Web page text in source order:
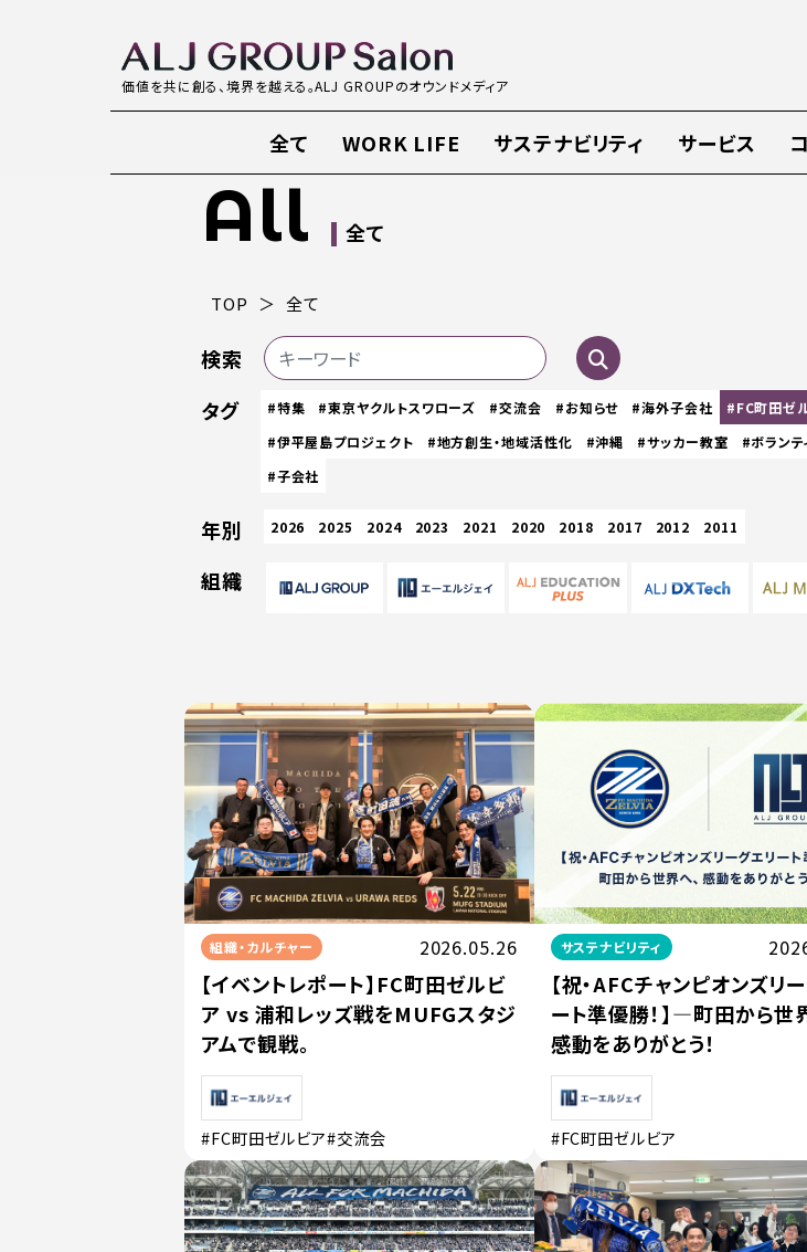
価値を共に創る、境界を越える。ALJ GROUPのオウンドメディア
全て WORK LIFE サステナビリティ サービス
All 全て
TOP 全て
検索
タグ
#特集 #東京ヤクルトスワローズ #交流会 #お知らせ #海外子会社 #FC町田ゼ
#伊平屋島プロジェクト
#地方創生・地域活性化 #沖縄 #サッカー教室 #ボランテ
#子会社
年別 2026 2025 2024 2023 2021 2020 2018 2017 2012 2011
組織
組織・カルチャー 2026.05.26
【イベントレポート】FC町田ゼルビ
ア vs 浦和レッズ戦をMUFGスタジ
アムで観戦。
#FC町田ゼルビア#交流会
サステナビリティ
【祝・AFCチャンピオンズリ
ート準優勝！】—町田から世
感動をありがとう！
#FC町田ゼルビア